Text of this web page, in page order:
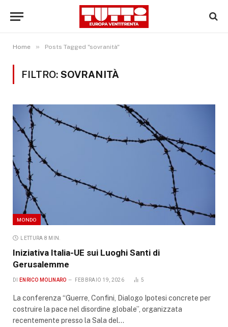
Home » Posts Tagged "sovranità"
FILTRO: SOVRANITÀ
MONDO
LETTURA 8 MIN.
Iniziativa Italia-UE sui Luoghi Santi di
Gerusalemme
DI ENRICO MOLINARO FEBBRAIO 19, 2026 5
La conferenza “Guerre, Confini, Dialogo Ipotesi concrete per
costruire la pace nel disordine globale”, organizzata
recentemente presso la Sala del…